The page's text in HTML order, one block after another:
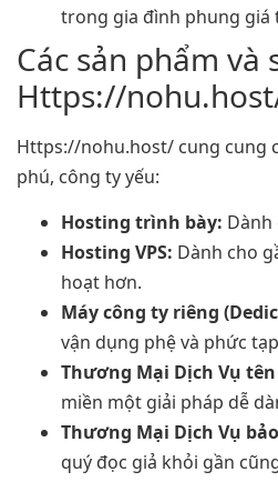
trong gia đình phung giá
Các sản phẩm
Https://
Https://nohu.host/ cung cung
phú, công ty yếu:
Hosting trình bày:
Hosting VPS: Dành cho
hoạt hơn.
Máy công ty riêng
vận dụng phệ và phức
Thương Mại Dịch Vụ
miền một giải pháp dễ
Thương Mại Dịch Vụ
quý đọc giả khỏi gần